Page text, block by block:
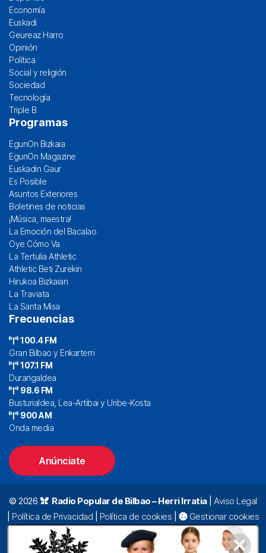
Economía
Euskadi
Geureaz Harro
Opinión
Política
Social y religión
Sociedad
Tecnología
Triple B
Programas
EgunOn Bizkaia
EgunOn Magazine
Euskadin Gaur
Es Posible
Asuntos Exteriores
Boletines de noticias
¡Música, maestra!
La Emoción del Bacalao
Oye Cómo Va
La Tertulia Athletic
Athletic Beti Zurekin
Hirukoa Bizkaian
La Traviata
La Santa Misa
Frecuencias
100.4 FM
Gran Bilbao y Enkarterri
107.1 FM
Durangaldea
98.6 FM
Busturialdea, Lea-Artibai y Uribe-Kosta
900 AM
Onda media
Anúnciate
© 2026 Radio Popular de Bilbao – Herri Irratia| Aviso Legal
Política de Privacidad Política de cookies
Gestionar cookies
Alda. Mazarredo, 47 – 7º 48009 Bilbao |
94 423 92 00|
oyentes@radiopopular.com